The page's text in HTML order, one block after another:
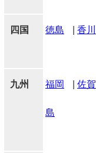
四国 徳島 香川
九州 福岡 佐賀
島